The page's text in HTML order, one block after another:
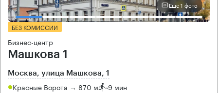
Еще 1 фото
БЕЗ КОМИССИИ
Бизнес-центр
Машкова 1
Москва, улица Машкова, 1
Красные Ворота → 870 м ~9 мин